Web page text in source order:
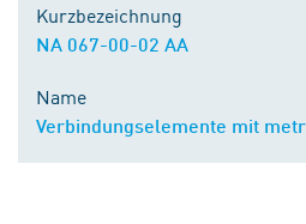
Kurzbezeichnung
NA 067-00-02 AA
Name
Verbindungselemente mit